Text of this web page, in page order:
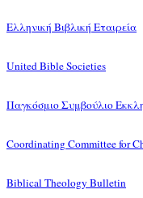
Ελληνική Βιβλική Εταιρεία
United Bible Societies
Παγκόσμιο Συμβούλιο
Coordinating Committee for
Biblical Theology Bulletin